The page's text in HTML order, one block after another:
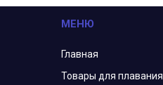
МЕНЮ
Главная
Товары для плавания